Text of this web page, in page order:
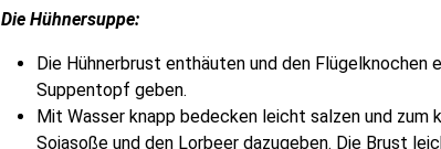
Die Hühnersuppe:
Die Hühnerbrust enthäuten und den Flügelknochen
Suppentopf geben.
Mit Wasser knapp bedecken leicht salzen und zum
Sojasoße und den Lorbeer dazugeben. Die Brust